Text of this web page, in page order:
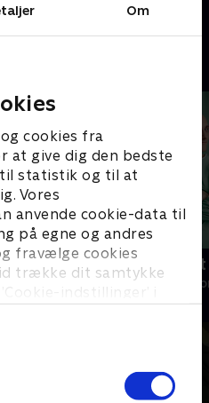
Om
cookies fra
at give dig den bedste
til statistik og til at
Vores
anvende cookie-data til
på egne og andres
fravælge cookies
trække dit samtykke
indstillinger’ i
Fake Patient
Drama • 1